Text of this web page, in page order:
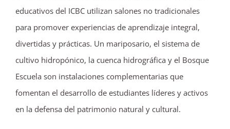
educativos del ICBC utilizan salones no tradicionales
para promover experiencias de aprendizaje integral,
divertidas y prácticas. Un mariposario, el sistema de
cultivo hidropónico, la cuenca hidrográfica y el Bosque
Escuela son instalaciones complementarias que
fomentan el desarrollo de estudiantes líderes y activos
en la defensa del patrimonio natural y cultural.